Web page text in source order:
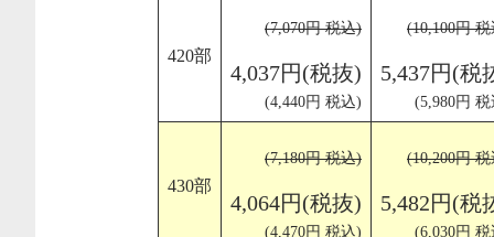
420部
(7,070円 税込)
4,037円(税抜)
(4,440円 税込)
(10,100円
5,437円(税
(5,980円
430部
(7,180円 税込)
4,064円(税抜)
(4,470円 税込)
(10,200円
5,482円(税
(6,030円